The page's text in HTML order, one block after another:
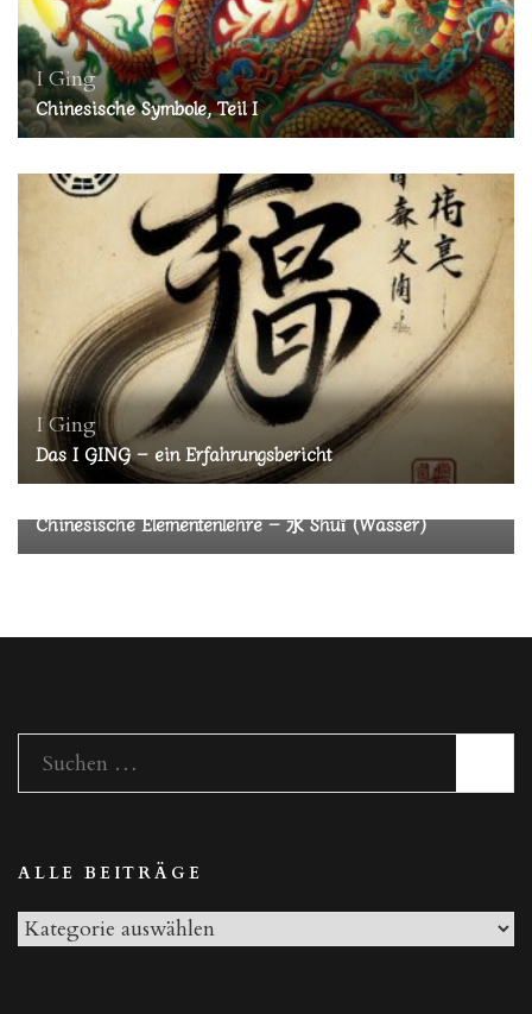
I Ging
Chinesische Symbole, Teil I
I Ging
Das I GING – ein Erfahrungsbericht
Chinesische Elementenlehre – 水 Shuĭ (Wasser)
Suchen
nach:
ALLE BEITRÄGE
Alle